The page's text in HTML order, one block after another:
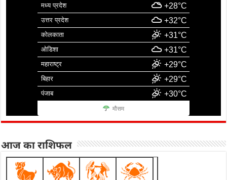
मध्य प्रदेश +28°C
उत्तर प्रदेश +32°C
कोलकाता +31°C
ओडिशा +31°C
महाराष्ट्र +29°C
बिहार +29°C
पंजाब +30°C
मौसम
आज का राशिफल